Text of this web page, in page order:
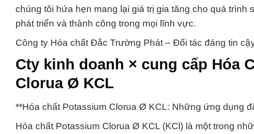
chúng tôi hứa hẹn mang lại giá trị gia tăng cho quá
phát triển và thành công trong mọi lĩnh vực.
Công ty Hóa chất Đắc Trường Phát – Đối tác đáng tin
Cty kinh doanh × cung cấp Hóa
Clorua Ø KCL
**Hóa chất Potassium Clorua Ø KCL: Những ứng dụng
Hóa chất Potassium Clorua Ø KCL (KCl) là một trong